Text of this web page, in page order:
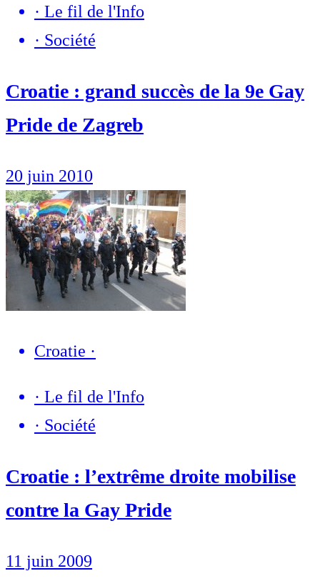
· Le fil de l'Info
· Société
Croatie : grand succès de la 9e Gay
Pride de Zagreb
20 juin 2010
Croatie ·
· Le fil de l'Info
· Société
Croatie : l’extrême droite mobilise
contre la Gay Pride
11 juin 2009